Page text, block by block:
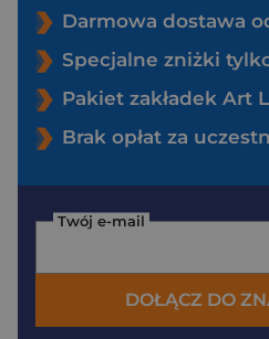
Darmowa dostawa
Specjalne zniżki
Pakiet zakładek Art
Brak opłat za
Twój e-mail
DOŁĄCZ DO